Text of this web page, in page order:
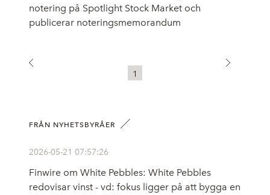
notering på Spotlight Stock Market och
publicerar noteringsmemorandum
1
FRÅN NYHETSBYRÅER
2026-05-21 07:57:26
Finwire om White Pebbles: White Pebbles
redovisar vinst - vd: fokus ligger på att bygga en